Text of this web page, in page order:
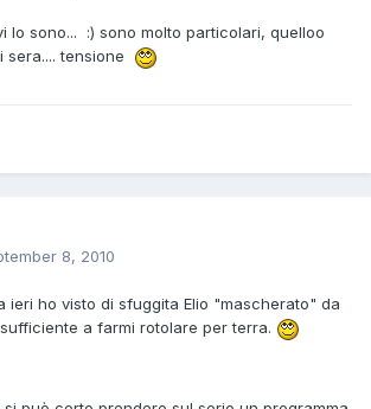
lo sono... :) sono molto particolari, quelloo
sera.... tensione
8, 2010
ieri ho visto di sfuggita Elio "mascherato" da
a farmi rotolare per terra.